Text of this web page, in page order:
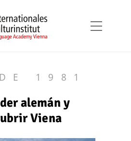
1981
alemán y
Viena